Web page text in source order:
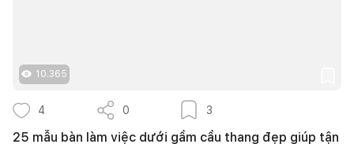
10.365
4 0 3
25 mẫu bàn làm việc dưới gầm cầu thang đẹp giúp tận